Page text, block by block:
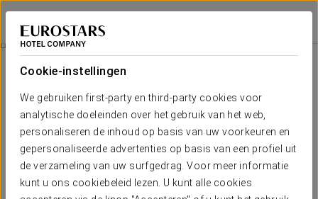
Cookie-instellingen
We gebruiken first-party en third-party cookies voor
analytische doeleinden over het gebruik van het web,
personaliseren de inhoud op basis van uw voorkeuren en
gepersonaliseerde advertenties op basis van een profiel uit
de verzameling van uw surfgedrag. Voor meer informatie
kunt u ons cookiebeleid lezen. U kunt alle cookies
Eurostars Louxo Talaso
PONTEVEDRA - O GROVE
La Toja Wellness Getaway